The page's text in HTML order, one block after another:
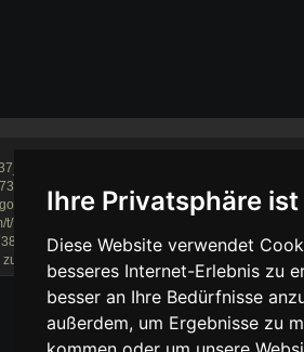
Ihre Privatsphäre
Diese Website verwendet
besseres Internet-Erlebnis zu
besser an Ihre Bedürfnisse
außerdem, um Ergebnisse zu
wie lang sind handbremse beim golf 2
handbremsseil zu lang? ^golf 2 handbremsseil
7381
lang